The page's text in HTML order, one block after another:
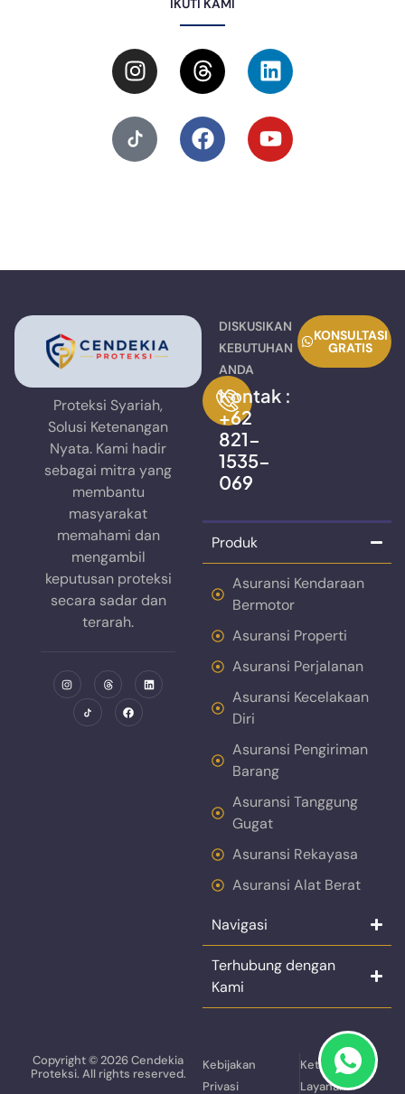
IKUTI KAMI
Proteksi Syariah,
Solusi Ketenangan
Nyata. Kami hadir
sebagai mitra yang
membantu
masyarakat
memahami dan
mengambil
keputusan proteksi
secara sadar dan
terarah.
DISKUSIKAN
KEBUTUHAN
ANDA
Kontak :
+62
821-
1535-
069
KONSULTASI
GRATIS
Produk
Asuransi Kendaraan
Bermotor
Asuransi Properti
Asuransi Perjalanan
Asuransi Kecelakaan
Diri
Asuransi Pengiriman
Barang
Asuransi Tanggung
Gugat
Asuransi Rekayasa
Asuransi Alat Berat
Navigasi
Terhubung dengan
Kami
Copyright © 2026 Cendekia
Proteksi. All rights reserved.
Kebijakan
Privasi
Ketentuan
Layanan